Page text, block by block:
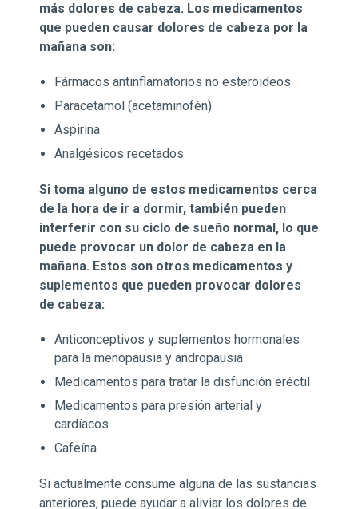
más dolores de cabeza. Los medicamentos
que pueden causar dolores de cabeza por la
mañana son:
Fármacos antinflamatorios no esteroideos
Paracetamol (acetaminofén)
Aspirina
Analgésicos recetados
Si toma alguno de estos medicamentos cerca
de la hora de ir a dormir, también pueden
interferir con su ciclo de sueño normal, lo que
puede provocar un dolor de cabeza en la
mañana. Estos son otros medicamentos y
suplementos que pueden provocar dolores
de cabeza:
Anticonceptivos y suplementos hormonales
para la menopausia y andropausia
Medicamentos para tratar la disfunción eréctil
Medicamentos para presión arterial y
cardíacos
Cafeína
Si actualmente consume alguna de las sustancias
anteriores, puede ayudar a aliviar los dolores de